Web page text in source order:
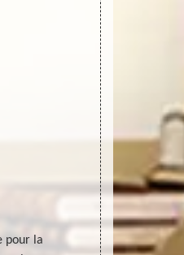
pour la